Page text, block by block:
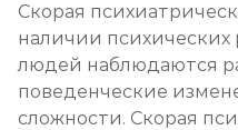
Скорая
наличии психических
людей наблюдаются
поведенческие
сложности. Скорая